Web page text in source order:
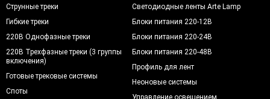
Струнные треки
Гибкие треки
220В Однофазные треки
220В Трехфазные треки (3 группы
включения)
Готовые трековые системы
Споты
Светодиодные ленты Arte Lamp
Блоки питания 220-12В
Блоки питания 220-24В
Блоки питания 220-48В
Профиль для лент
Неоновые системы